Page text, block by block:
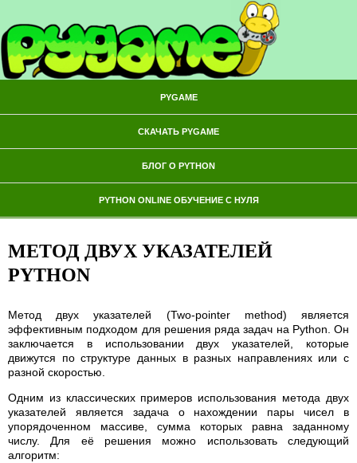
PYGAME
СКАЧАТЬ PYGAME
БЛОГ О PYTHON
PYTHON ONLINE ОБУЧЕНИЕ С НУЛЯ
МЕТОД ДВУХ УКАЗАТЕЛЕЙ
PYTHON
Метод двух указателей (Two-pointer method) является
эффективным подходом для решения ряда задач на Python. Он
заключается в использовании двух указателей, которые
движутся по структуре данных в разных направлениях или с
разной скоростью.
Одним из классических примеров использования метода двух
указателей является задача о нахождении пары чисел в
упорядоченном массиве, сумма которых равна заданному
числу. Для её решения можно использовать следующий
алгоритм: